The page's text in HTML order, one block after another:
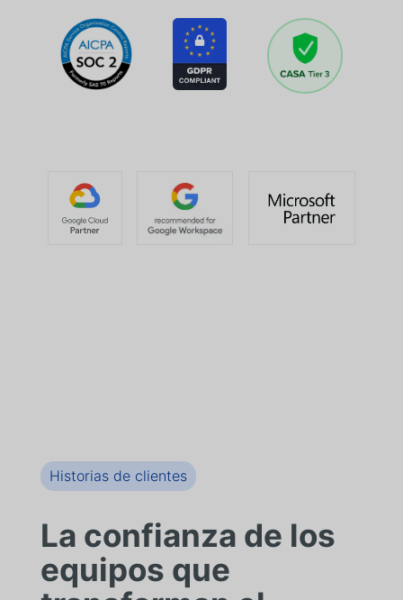
Historias de clientes
La confianza de los
equipos que